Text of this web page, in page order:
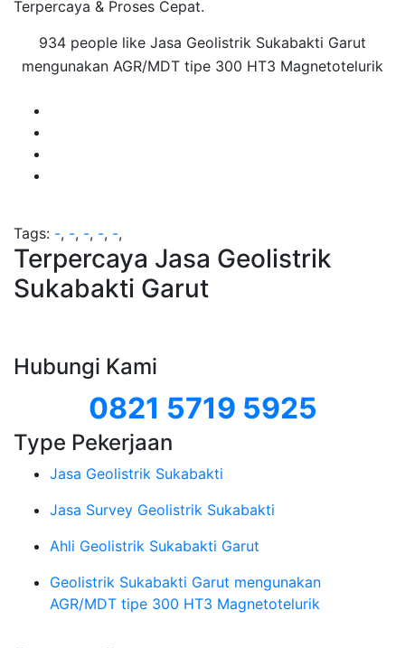
Terpercaya & Proses Cepat.
934 people like Jasa Geolistrik Sukabakti Garut
mengunakan AGR/MDT tipe 300 HT3 Magnetotelurik
Tags: -, -, -, -, -,
Terpercaya Jasa Geolistrik
Sukabakti Garut
Hubungi Kami
0821 5719 5925
Type Pekerjaan
Jasa Geolistrik Sukabakti
Jasa Survey Geolistrik Sukabakti
Ahli Geolistrik Sukabakti Garut
Geolistrik Sukabakti Garut mengunakan
AGR/MDT tipe 300 HT3 Magnetotelurik